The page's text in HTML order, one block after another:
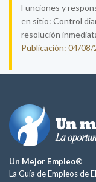
Funciones y
en sitio: Control
resolución
Publicación: 04/
Un Mejor Empleo®
La Guía de Empleos de